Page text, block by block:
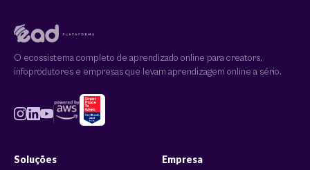
O ecossistema completo de aprendizado online para creators,
infoprodutores e empresas que levam aprendizagem online a sério.
Soluções Empresa